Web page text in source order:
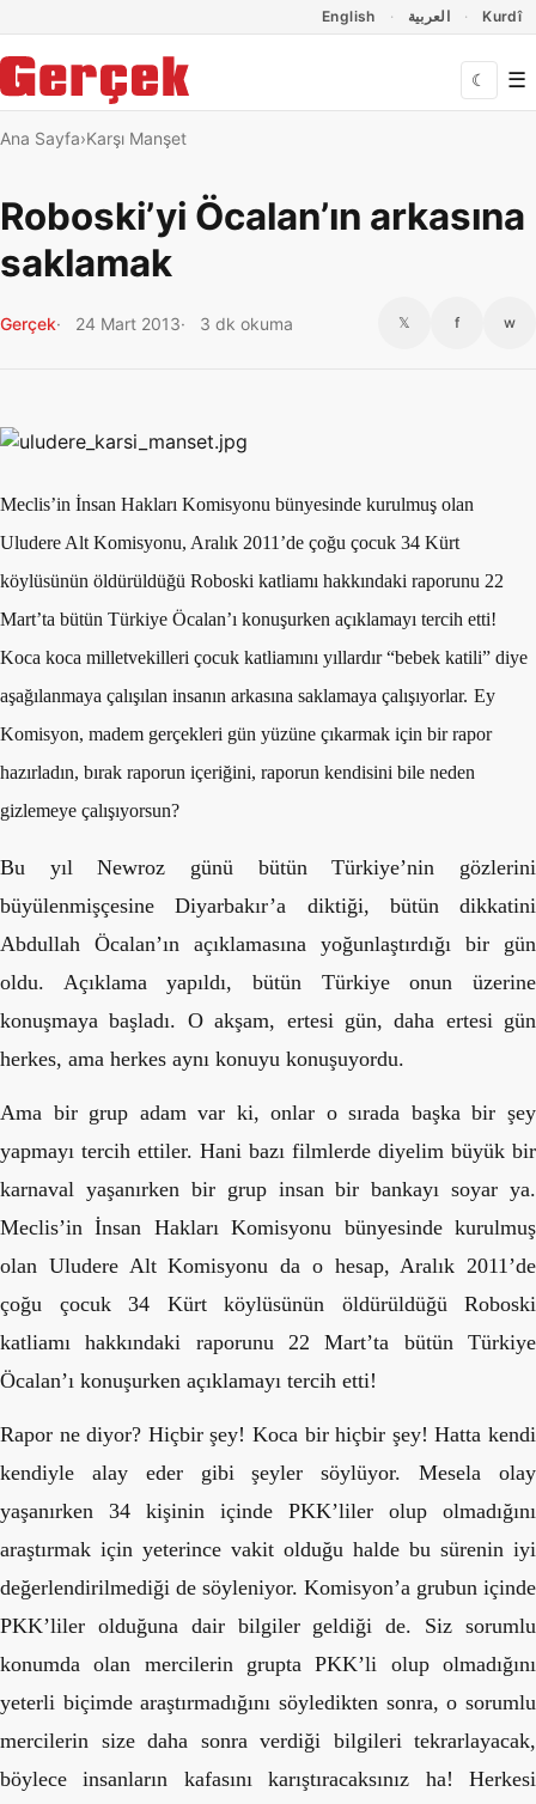
English العربية Kurdî
☾ ☰
Ana Sayfa Karşı Manşet
Roboski’yi Öcalan’ın arkasına
saklamak
Gerçek 24 Mart 2013 3 dk okuma 𝕏 f w
Meclis’in İnsan Hakları Komisyonu bünyesinde kurulmuş olan
Uludere Alt Komisyonu, Aralık 2011’de çoğu çocuk 34 Kürt
köylüsünün öldürüldüğü Roboski katliamı hakkındaki raporunu 22
Mart’ta bütün Türkiye Öcalan’ı konuşurken açıklamayı tercih etti!
Koca koca milletvekilleri çocuk katliamını yıllardır “bebek katili” diye
aşağılanmaya çalışılan insanın arkasına saklamaya çalışıyorlar. Ey
Komisyon, madem gerçekleri gün yüzüne çıkarmak için bir rapor
hazırladın, bırak raporun içeriğini, raporun kendisini bile neden
gizlemeye çalışıyorsun?
Bu yıl Newroz günü bütün Türkiye’nin gözlerini
büyülenmişçesine Diyarbakır’a diktiği, bütün dikkatini
Abdullah Öcalan’ın açıklamasına yoğunlaştırdığı bir gün
oldu. Açıklama yapıldı, bütün Türkiye onun üzerine
konuşmaya başladı. O akşam, ertesi gün, daha ertesi gün
herkes, ama herkes aynı konuyu konuşuyordu.
Ama bir grup adam var ki, onlar o sırada başka bir şey
yapmayı tercih ettiler. Hani bazı filmlerde diyelim büyük bir
karnaval yaşanırken bir grup insan bir bankayı soyar ya.
Meclis’in İnsan Hakları Komisyonu bünyesinde kurulmuş
olan Uludere Alt Komisyonu da o hesap, Aralık 2011’de
çoğu çocuk 34 Kürt köylüsünün öldürüldüğü Roboski
katliamı hakkındaki raporunu 22 Mart’ta bütün Türkiye
Öcalan’ı konuşurken açıklamayı tercih etti!
Rapor ne diyor? Hiçbir şey! Koca bir hiçbir şey! Hatta kendi
kendiyle alay eder gibi şeyler söylüyor. Mesela olay
yaşanırken 34 kişinin içinde PKK’liler olup olmadığını
araştırmak için yeterince vakit olduğu halde bu sürenin iyi
değerlendirilmediği de söyleniyor. Komisyon’a grubun içinde
PKK’liler olduğuna dair bilgiler geldiği de. Siz sorumlu
konumda olan mercilerin grupta PKK’li olup olmadığını
yeterli biçimde araştırmadığını söyledikten sonra, o sorumlu
mercilerin size daha sonra verdiği bilgileri tekrarlayacak,
böylece insanların kafasını karıştıracaksınız ha! Herkesi